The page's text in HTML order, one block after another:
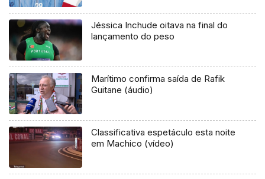
Jéssica Inchude oitava na final do
lançamento do peso
Marítimo confirma saída de Rafik
Guitane (áudio)
Classificativa espetáculo esta noite
em Machico (vídeo)